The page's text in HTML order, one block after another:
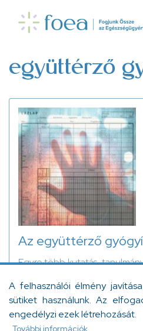
A felhasználói élmény
sütiket használunk. Az
engedélyzi ezek létrehozását.
További információk
tartalomra
együttérző
Az együttérző
Egyre több kutatás,
beteg közötti együttérző
bizalom a gyógyulás
Bödő Anita